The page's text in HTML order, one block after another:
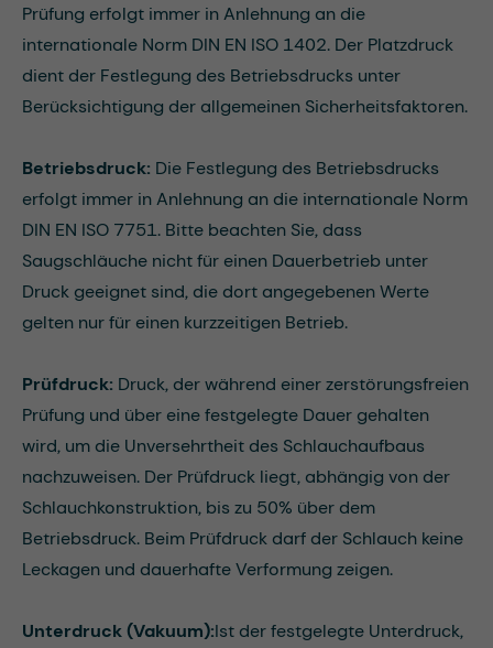
Prüfung erfolgt immer in Anlehnung an die
internationale Norm DIN EN ISO 1402. Der Platzdruck
dient der Festlegung des Betriebsdrucks unter
Berücksichtigung der allgemeinen Sicherheitsfaktoren.
Betriebsdruck: Die Festlegung des Betriebsdrucks
erfolgt immer in Anlehnung an die internationale Norm
DIN EN ISO 7751. Bitte beachten Sie, dass
Saugschläuche nicht für einen Dauerbetrieb unter
Druck geeignet sind, die dort angegebenen Werte
gelten nur für einen kurzzeitigen Betrieb.
Prüfdruck: Druck, der während einer zerstörungsfreien
Prüfung und über eine festgelegte Dauer gehalten
wird, um die Unversehrtheit des Schlauchaufbaus
nachzuweisen. Der Prüfdruck liegt, abhängig von der
Schlauchkonstruktion, bis zu 50% über dem
Betriebsdruck. Beim Prüfdruck darf der Schlauch keine
Leckagen und dauerhafte Verformung zeigen.
Unterdruck (Vakuum):Ist der festgelegte Unterdruck,